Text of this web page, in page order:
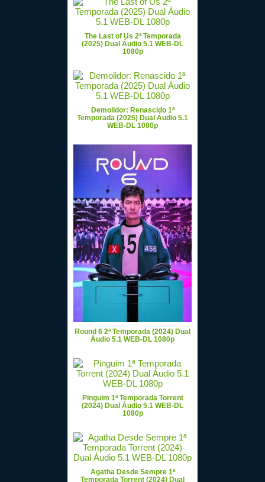
The Last of Us 2ª Temporada
(2025) Dual Áudio 5.1 WEB-DL
1080p
Demolidor: Renascido 1ª
Temporada (2025) Dual Áudio 5.1
WEB-DL 1080p
Round 6 2ª Temporada (2024) Dual
Áudio 5.1 WEB-DL 1080p
Pinguim 1ª Temporada Torrent
(2024) Dual Áudio 5.1 WEB-DL
1080p
Agatha Desde Sempre 1ª
Temporada Torrent (2024) Dual